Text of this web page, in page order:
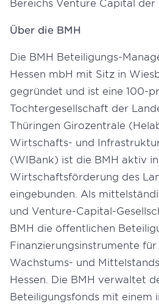
Über die BMH
Die BMH Beteiligungs-
Hessen mbH mit Sitz in
gegründet und ist eine 100-
Tochtergesellschaft der
Thüringen Girozentrale
Wirtschafts- und
(WIBank) ist die BMH aktiv
Wirtschaftsförderung des
eingebunden. Als
und Venture-Capital-
BMH die öffentlichen
Finanzierungsinstrumente für
Wachstums- und
Hessen. Die BMH verwaltet
Beteiligungsfonds mit einem